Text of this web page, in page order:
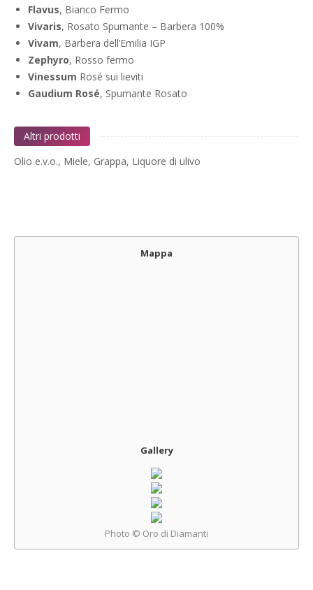
Flavus, Bianco Fermo
Vivaris, Rosato Spumante – Barbera 100%
Vivam, Barbera dell’Emilia IGP
Zephyro, Rosso fermo
Vinessum Rosé sui lieviti
Gaudium Rosé, Spumante Rosato
Altri prodotti
Olio e.v.o., Miele, Grappa, Liquore di ulivo
Mappa
Gallery
Photo © Oro di Diamanti